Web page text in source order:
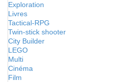
Exploration
Livres
Tactical-RPG
Twin-stick shooter
City Builder
LEGO
Multi
Cinéma
Film